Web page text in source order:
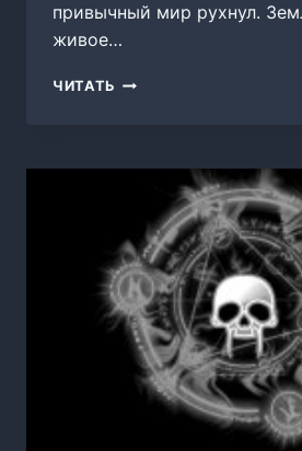
привычный мир рухнул.
живое…
ЧИТАТЬ ТРАНСФОРМАЦИЯ.